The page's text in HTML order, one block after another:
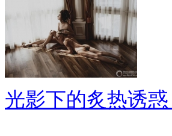
光影下的炙热诱